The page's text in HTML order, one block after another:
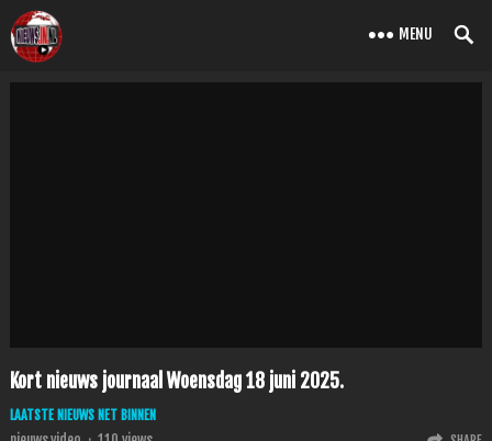
MENU
Kort nieuws journaal Woensdag 18 juni 2025.
LAATSTE NIEUWS NET BINNEN